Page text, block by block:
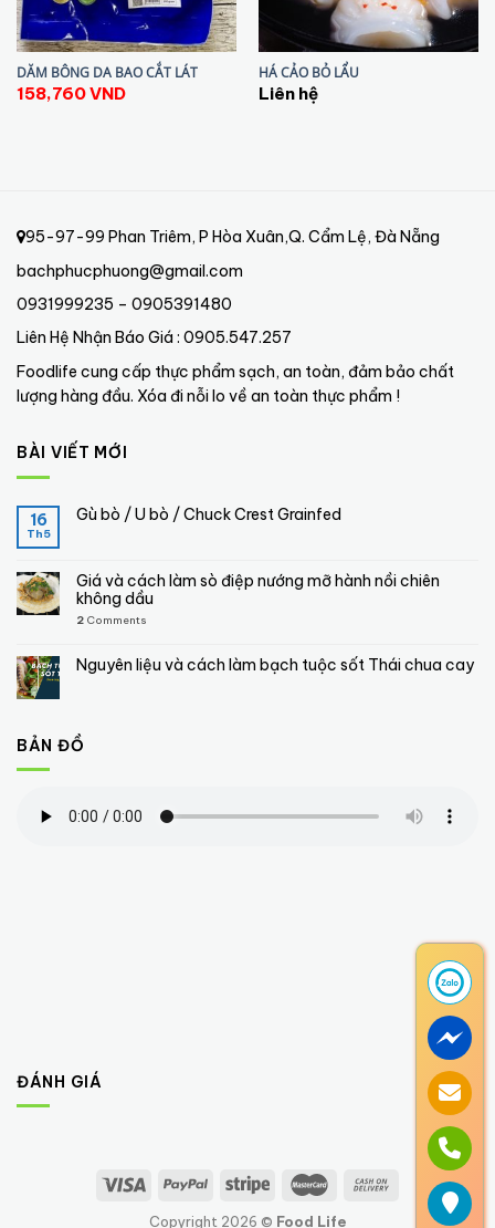
DĂM BÔNG DA BAO CẮT LÁT
158,760VND
HÁ CẢO BỎ LẨU
Liên hệ
95-97-99 Phan Triêm, P Hòa Xuân,Q. Cẩm Lệ, Đà Nẵng
bachphucphuong@gmail.com
0931999235 – 0905391480
Liên Hệ Nhận Báo Giá : 0905.547.257
Foodlife cung cấp thực phẩm sạch, an toàn, đảm bảo chất
lượng hàng đầu. Xóa đi nỗi lo về an toàn thực phẩm !
BÀI VIẾT MỚI
16
Th5
Gù bò / U bò / Chuck Crest Grainfed
Giá và cách làm sò điệp nướng mỡ hành nồi chiên
không dầu
2 Comments
Nguyên liệu và cách làm bạch tuộc sốt Thái chua cay
BẢN ĐỒ
ĐÁNH GIÁ
Copyright 2026 © Food Life